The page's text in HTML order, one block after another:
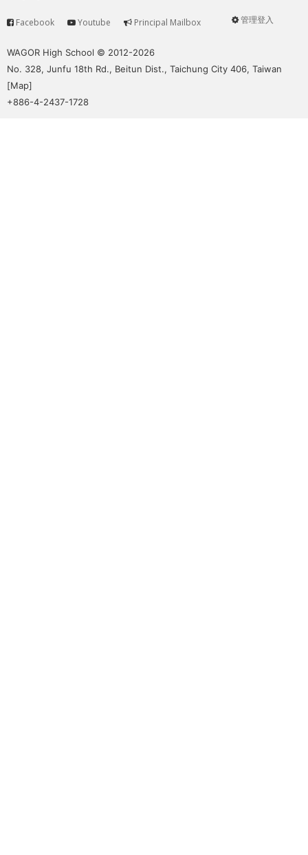
User
管理登入
Service
Facebook Youtube Principal Mailbox
WAGOR High School © 2012-2026
No. 328, Junfu 18th Rd., Beitun Dist., Taichung City 406, Taiwan
[Map]
+886-4-2437-1728